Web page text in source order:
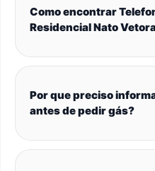
Como encontrar
Residencial Nato
Por que preciso
antes de pedir gás?